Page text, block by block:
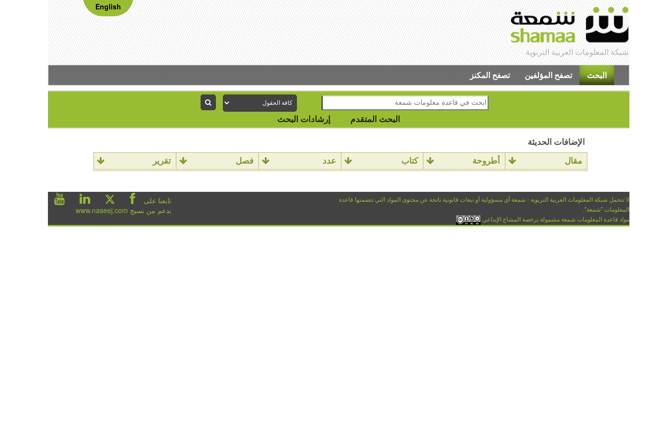
English
شبكة المعلومات العربية التربوية
البحث تصفح المؤلفين تصفح المكنز
البحث المتقدم إرشادات البحث
الإضافات الحديثة
مقال
أطروحة كتاب عدد فصل تقرير
لا تتحمل شبكة المعلومات العربية التربوية - شمعة أي مسؤولية أو تبعات قانونية ناتجة عن محتوى المواد التي تتضمنها قاعدة
المعلومات "شمعة".
مواد قاعدة المعلومات شمعة مشمولة برخصة المشاع الإبداعي
تابعنا على
بدعم من نسيج www.naseej.com